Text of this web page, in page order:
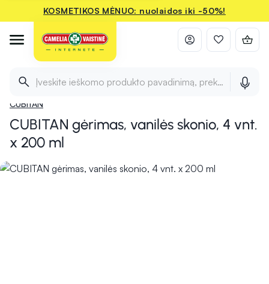
KOSMETIKOS MĖNUO: nuolaidos iki -50%!
Įveskite ieškomo produkto pavadinimą, prekės ženklą ir
CUBITAN
CUBITAN gėrimas, vanilės skonio, 4 vnt.
x 200 ml